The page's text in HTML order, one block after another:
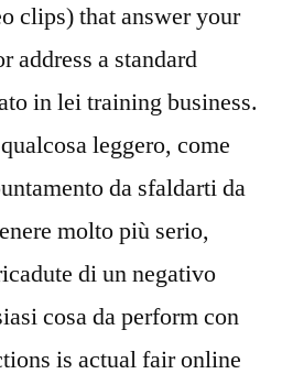
clips) that answer your
address a standard
in lei training business.
leggero, come
da sfaldarti da
molto più serio,
di un negativo
cosa da perform con
is actual fair online